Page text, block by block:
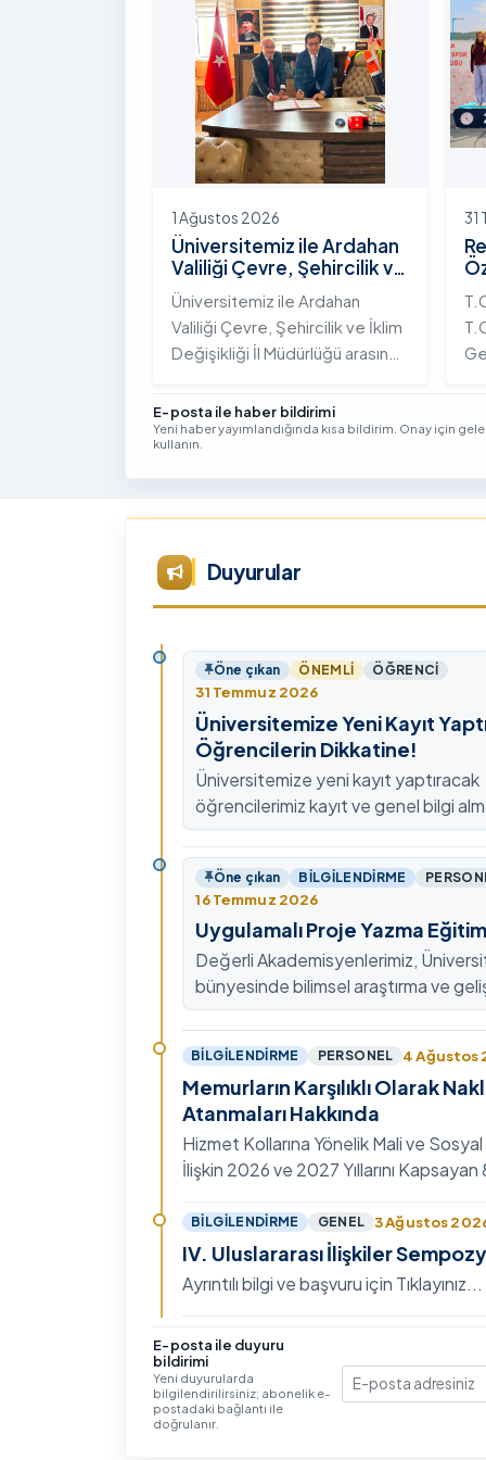
Yolunda Bilim Diplomasisi:
Akademi Lansmanı” programına
katıldı.
1 Ağustos 2026
Üniversitemiz ile Ardahan
Valiliği Çevre, Şehircilik ve
İklim Değişikliği İl
Müdürlüğü Arasında İş
Birliği Protokolü İmzalandı
Üniversitemiz ile Ardahan
Valiliği Çevre, Şehircilik ve İklim
Değişikliği İl Müdürlüğü arasında
güçlendirmek amacıyla
stratejik bir protokole imza
31
E-posta ile haber bildirimi
Yeni haber yayımlandığında kısa bildirim. Onay için
kullanın.
Duyurular
Öne çıkan ÖNEMLI ÖĞRENCI
31 Temmuz 2026
Üniversitemize Yeni Kayıt
Öğrencilerin Dikkatine!
Üniversitemize yeni kayıt yaptıracak
öğrencilerimiz kayıt ve genel bilgi
0478 211 75 75 Dahili: 1913 nolu
ulaşabilirsiniz.
Öne çıkan BILGILENDIRME
16 Temmuz 2026
Uygulamalı Proje Yazma
Değerli Akademisyenlerimiz,
bünyesinde bilimsel araştırma ve
kültürünü güçlendirmek, ulusal ve
fon mekanizmala…
BILGILENDIRME PERSONEL 4 Ağustos
Memurların Karşılıklı Olarak
Atanmaları Hakkında
Hizmet Kollarına Yönelik Mali ve
İlişkin 2026 ve 2027 Yıllarını
Hizmet…
BILGILENDIRME GENEL 3 Ağustos
IV. Uluslararası İlişkiler
Ayrıntılı bilgi ve başvuru için Tıklayınız...
BILGILENDIRME
Lisansüstü Eğitim Enstitüsü
Güz Dönemi Yüksek Lisans-
Öğrenci Alım Kontenjanları ve
Başvuru şartları ve kılavuza ulaşmak için
E-posta ile duyuru
bildirimi
Yeni duyurularda
bilgilendirilirsiniz; abonelik e-
postadaki bağlantı ile
doğrulanır.
E-posta